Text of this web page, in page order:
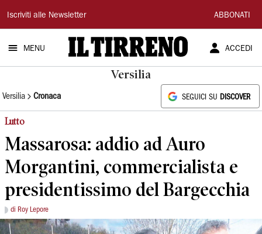
Il
Tirreno
Iscriviti alle Newsletter ABBONATI
MENU ACCEDI
Versilia
Versilia Cronaca SEGUICI SU DISCOVER
Lutto
Massarosa: addio ad Auro
Morgantini, commercialista e
presidentissimo del Bargecchia
di Roy Lepore